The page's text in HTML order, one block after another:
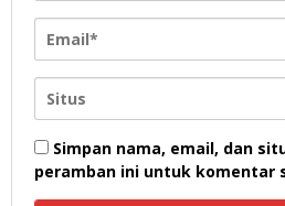
Simpan nama, email, dan
peramban ini untuk komentar